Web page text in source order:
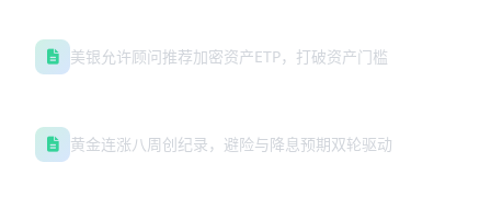
美银允许顾问推荐加密资产ETP，打破资产门槛
黄金连涨八周创纪录，避险与降息预期双轮驱动